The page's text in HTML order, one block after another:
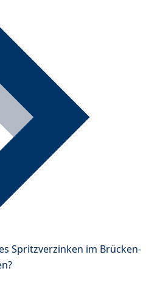
Spritzverzinken im Brücken-